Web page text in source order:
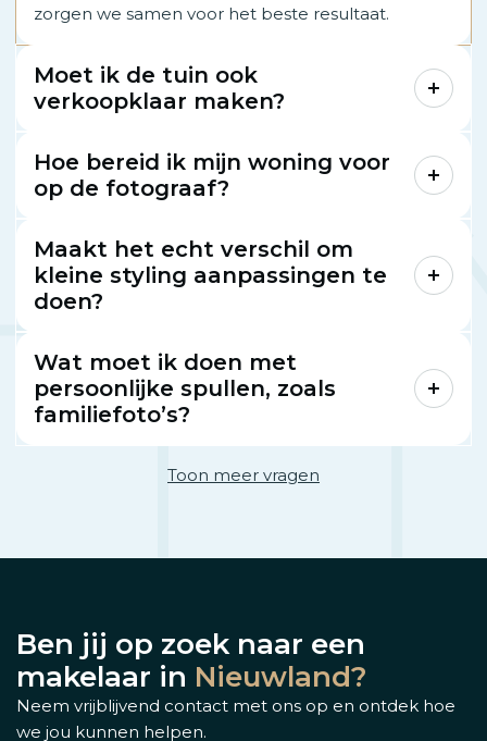
zorgen we samen voor het beste resultaat.
Moet ik de tuin ook
verkoopklaar maken?
Hoe bereid ik mijn woning voor
op de fotograaf?
Maakt het echt verschil om
kleine styling aanpassingen te
doen?
Wat moet ik doen met
persoonlijke spullen, zoals
familiefoto’s?
Toon meer vragen
Ben jij op zoek naar een
makelaar in Nieuwland?
Neem vrijblijvend contact met ons op en ontdek hoe
we jou kunnen helpen.